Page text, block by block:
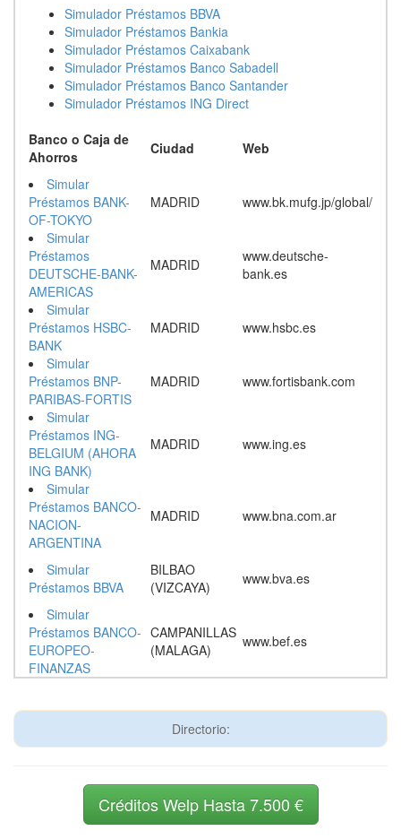
Simulador Préstamos BBVA
Simulador Préstamos Bankia
Simulador Préstamos Caixabank
Simulador Préstamos Banco Sabadell
Simulador Préstamos Banco Santander
Simulador Préstamos ING Direct
Banco o Caja de
Ahorros
Ciudad
Web
Simular
Préstamos BANK-
OF-TOKYO
MADRID
www.bk.mufg.jp/global/
Simular
Préstamos
DEUTSCHE-BANK-
AMERICAS
MADRID
www.deutsche-
bank.es
Simular
Préstamos HSBC-
BANK
MADRID
www.hsbc.es
Simular
Préstamos BNP-
PARIBAS-FORTIS
MADRID
www.fortisbank.com
Simular
Préstamos ING-
BELGIUM (AHORA
ING BANK)
MADRID www.ing.es
Simular
Préstamos BANCO-
NACION-
ARGENTINA
MADRID www.bna.com.ar
Simular
Préstamos BBVA
BILBAO
(VIZCAYA)
www.bva.es
Simular
Préstamos BANCO-
EUROPEO-
FINANZAS
CAMPANILLAS
(MALAGA)
www.bef.es
Directorio:
Créditos Welp Hasta 7.500 €